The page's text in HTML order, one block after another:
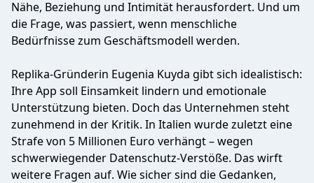
Nähe, Beziehung und Intimität herausfordert. Und um
die Frage, was passiert, wenn menschliche
Bedürfnisse zum Geschäftsmodell werden.
Replika-Gründerin Eugenia Kuyda gibt sich idealistisch:
Ihre App soll Einsamkeit lindern und emotionale
Unterstützung bieten. Doch das Unternehmen steht
zunehmend in der Kritik. In Italien wurde zuletzt eine
Strafe von 5 Millionen Euro verhängt – wegen
schwerwiegender Datenschutz-Verstöße. Das wirft
weitere Fragen auf. Wie sicher sind die Gedanken,